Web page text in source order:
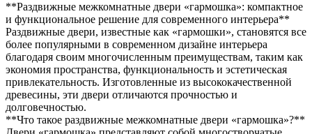
**Раздвижные межкомнатные двери «гармошка»: компактное
и функциональное решение для современного интерьера**
Раздвижные двери, известные как «гармошки», становятся все
более популярными в современном дизайне интерьера
благодаря своим многочисленным преимуществам, таким как
экономия пространства, функциональность и эстетическая
привлекательность. Изготовленные из высококачественной
древесины, эти двери отличаются прочностью и
долговечностью.
**Что такое раздвижные межкомнатные двери «гармошка»?**